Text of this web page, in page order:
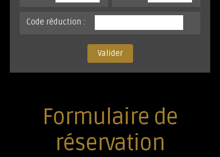
Code réduction :
Valider
Formulaire de
réservation